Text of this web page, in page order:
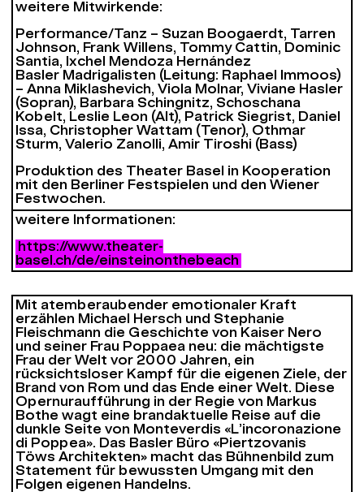
weitere Mitwirkende:
Performance/Tanz – Suzan Boogaerdt, Tarren
Johnson, Frank Willens, Tommy Cattin, Dominic
Santia, Ixchel Mendoza Hernández
Basler Madrigalisten (Leitung: Raphael Immoos)
– Anna Miklashevich, Viola Molnar, Viviane Hasler
(Sopran), Barbara Schingnitz, Schoschana
Kobelt, Leslie Leon (Alt), Patrick Siegrist, Daniel
Issa, Christopher Wattam (Tenor), Othmar
Sturm, Valerio Zanolli, Amir Tiroshi (Bass)
Produktion des Theater Basel in Kooperation
mit den Berliner Festspielen und den Wiener
Festwochen.
weitere Informationen:
https://www.theater-
basel.ch/de/einsteinonthebeach
Mit atemberaubender emotionaler Kraft
erzählen Michael Hersch und Stephanie
Fleischmann die Geschichte von Kaiser Nero
und seiner Frau Poppaea neu: die mächtigste
Frau der Welt vor 2000 Jahren, ein
rücksichtsloser Kampf für die eigenen Ziele, der
Brand von Rom und das Ende einer Welt. Diese
Opernuraufführung in der Regie von Markus
Bothe wagt eine brandaktuelle Reise auf die
dunkle Seite von Monteverdis «L’incoronazione
di Poppea». Das Basler Büro «Piertzovanis
Töws Architekten» macht das Bühnenbild zum
Statement für bewussten Umgang mit den
Folgen eigenen Handelns.